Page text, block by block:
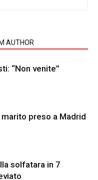
AUTHOR
“Non venite”
preso a Madrid
solfatara in 7